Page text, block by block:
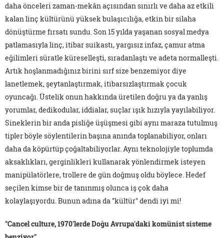
daha önceleri zaman-mekân açısından sınırlı ve daha az etkili
kalan linç kültürünü yüksek bulaşıcılığa, etkin bir silaha
dönüştürme fırsatı sundu. Son 15 yılda yaşanan sosyal medya
patlamasıyla linç, itibar suikastı, yargısız infaz, çamur atma
eğilimleri süratle küreselleşti, sıradanlaştı ve adeta normalleşti.
Artık hoşlanmadığınız birini sırf size benzemiyor diye
lanetlemek, şeytanlaştırmak, itibarsızlaştırmak çocuk
oyuncağı. Üstelik onun hakkında üretilen doğru ya da yanlış
yorumlar, dedikodular, iddialar, suçlar ışık hızıyla yayılabiliyor.
Sineklerin bir anda pisliğe üşüşmesi gibi aynı maraza tutulmuş
tipler böyle söylentilerin başına anında toplanabiliyor, onları
daha da köpürtüp çoğaltabiliyorlar. Aynı teknolojiyle toplumda
aksaklıkları, gerginlikleri kullanarak yönlendirmek isteyen
manipülatörlere, trollere de gün doğmuş oldu böylece. Hedef
seçilen kimse bir de tanınmış olunca iş çok daha
kolaylaşıyordu. Bunun adına da "kültür" dendi iyi mi!
"Cancel culture, 1970'lerde Doğu Avrupa'daki komünist sisteme